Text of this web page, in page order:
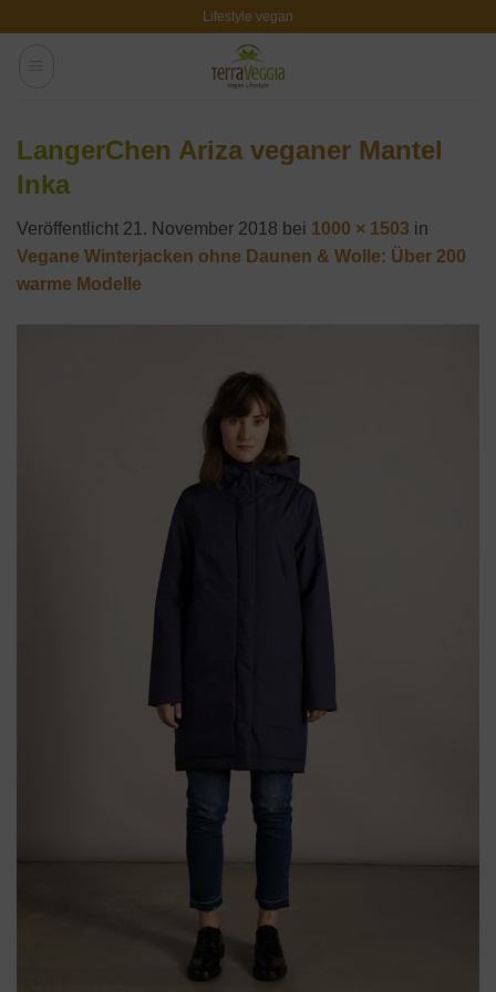
Lifestyle vegan
LangerChen Ariza veganer Mantel
Inka
Veröffentlicht 21. November 2018 bei 1000 × 1503 in
Vegane Winterjacken ohne Daunen & Wolle: Über 200
warme Modelle